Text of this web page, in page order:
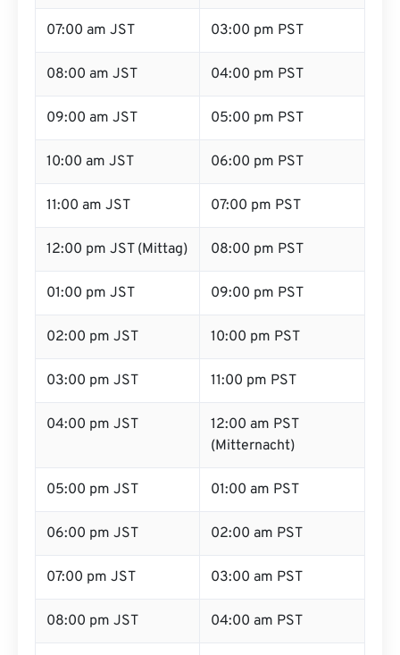
07:00 am JST 03:00 pm PST
08:00 am JST 04:00 pm PST
09:00 am JST 05:00 pm PST
10:00 am JST 06:00 pm PST
11:00 am JST 07:00 pm PST
12:00 pm JST (Mittag) 08:00 pm PST
01:00 pm JST 09:00 pm PST
02:00 pm JST 10:00 pm PST
03:00 pm JST 11:00 pm PST
04:00 pm JST
12:00 am PST
(Mitternacht)
05:00 pm JST 01:00 am PST
06:00 pm JST 02:00 am PST
07:00 pm JST 03:00 am PST
08:00 pm JST 04:00 am PST